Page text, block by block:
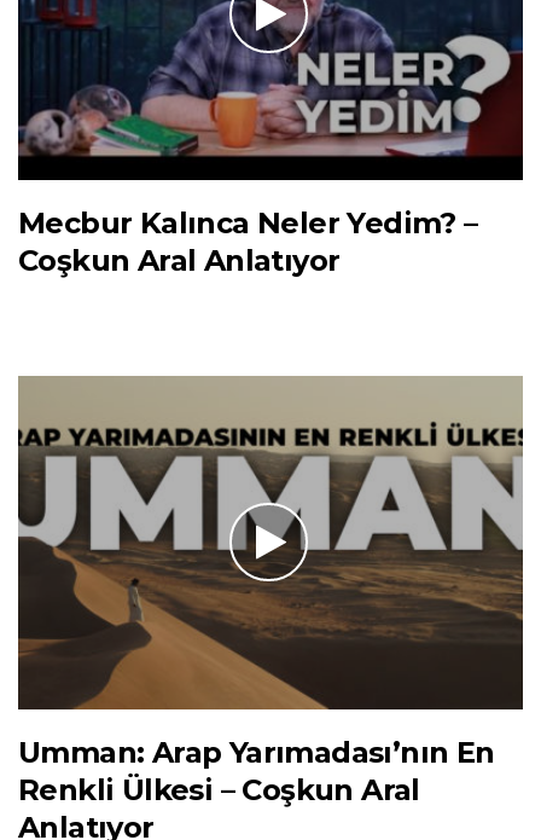
Mecbur Kalınca Neler Yedim? –
Coşkun Aral Anlatıyor
Umman: Arap Yarımadası’nın En
Renkli Ülkesi – Coşkun Aral
Anlatıyor